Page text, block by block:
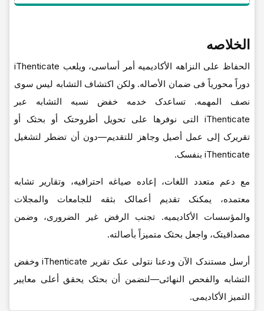
الخلاصه
الحفاظ على النزاهه الأکادیمیه أمر أساسی، ویلعب iThenticate
دوراً محوریاً فی ضمان الأصاله. ولکن اکتشاف التشابه لیس سوى
نصف المهمه. تساعدک خدمه خفض نسبه التشابه عبر
iThenticate التی نوفرها على تحویل أطروحتک أو بحثک أو
تقریرک إلى عمل أصیل وجاهز للتقدیم—دون أن تضطر لتشغیل
iThenticate بنفسک.
مع دعم متعدد اللغات، إعاده صیاغه احترافیه، وتقاریر تشابه
معتمده، یمکنک تقدیم أعمالک بثقه للجامعات والمجلات
والمؤسسات الأکادیمیه. تجنب الرفض غیر الضروری، وضمن
مصداقیتک، واجعل بحثک متمیزاً بأصالته.
أرسل مستندک الآن ودعنا نتولى عنک تقریر iThenticate وخفض
التشابه والفحص النهائی—لنضمن أن بحثک یحقق أعلى معاییر
التمیز الأکادیمی.